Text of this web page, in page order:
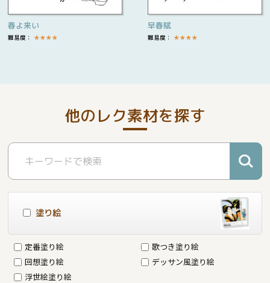
春よ来い
難易度： ★★★★
早春賦
難易度： ★★★★
他のレク素材を探す
塗り絵
定番塗り絵
歌つき塗り絵
回想塗り絵
デッサン風塗り絵
浮世絵塗り絵